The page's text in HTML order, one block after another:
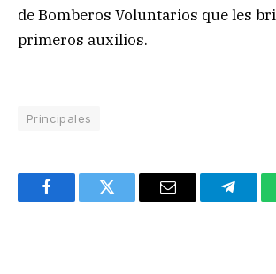
de Bomberos Voluntarios que les
primeros auxilios.
Principales
FacebookTwitter Email